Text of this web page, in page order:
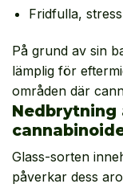
Fridfulla,
På grund av sin
lämplig för
områden där
Nedbrytning
Glass-sorten
påverkar dess